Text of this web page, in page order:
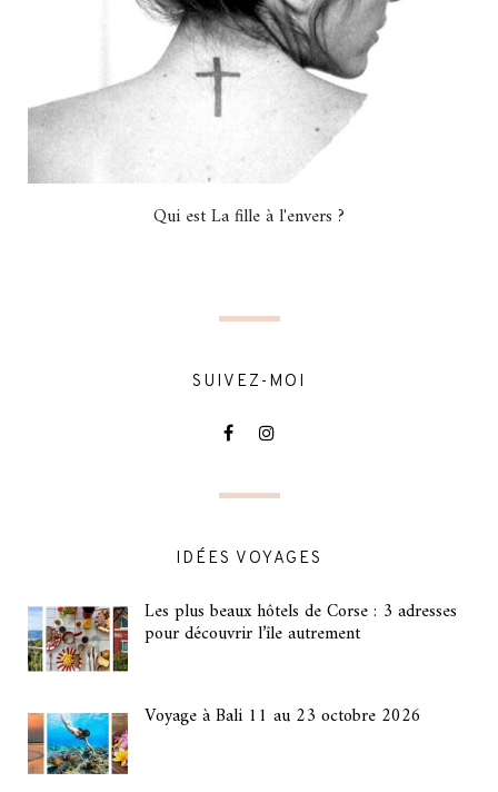
Qui est La fille à l'envers ?
SUIVEZ-MOI
IDÉES VOYAGES
Les plus beaux hôtels de Corse : 3 adresses
pour découvrir l’île autrement
Voyage à Bali 11 au 23 octobre 2026